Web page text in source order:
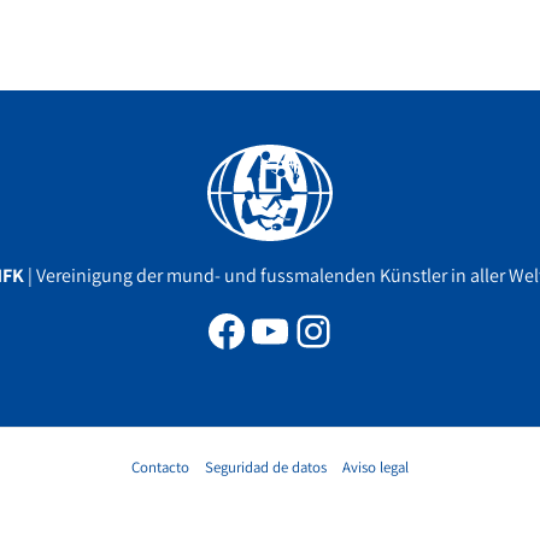
| Vereinigung der mund- und fussmalenden Künstler in aller
Facebook
YouTube
Instagram
Contacto Seguridad de datos Aviso legal